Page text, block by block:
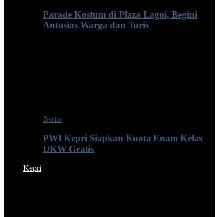
Parade Kostum di Plaza Lagoi, Begini
Antusias Warga dan Turis
Berita
PWI Kepri Siapkan Kuota Enam Kelas
UKW Gratis
Kepri